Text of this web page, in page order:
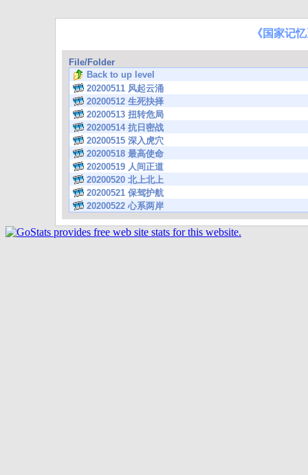
《国家记
File/Folder
Back to up level
20200511 风起云涌
20200512 生死抉择
20200513 扭转危局
20200514 抗日密战
20200515 深入虎穴
20200518 最高使命
20200519 人间正道
20200520 北上北上
20200521 保驾护航
20200522 心系两岸